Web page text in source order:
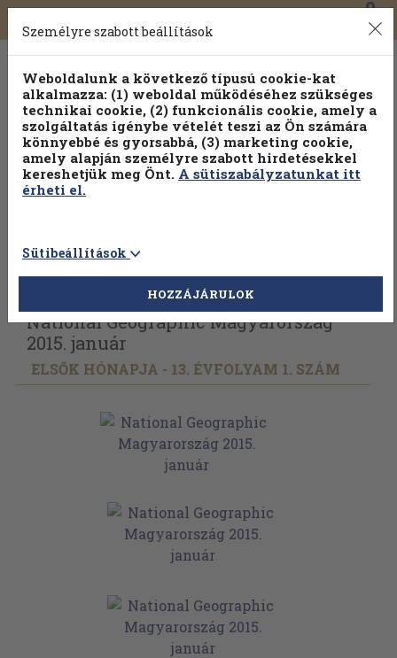
Toggle
navigation
0
Vissza az előző oldalra Válasszon példányt
National Geographic Magyarország
2015. január
ELSŐK HÓNAPJA - 13. ÉVFOLYAM 1. SZÁM
Személyre szabott beállítások
Weboldalunk a következő típusú cookie-kat
alkalmazza: (1) weboldal működéséhez szükséges
technikai cookie, (2) funkcionális cookie, amely a
szolgáltatás igénybe vételét teszi az Ön számára
könnyebbé és gyorsabbá, (3) marketing cookie,
amely alapján személyre szabott hirdetésekkel
kereshetjük meg Önt. A sütiszabályzatunkat itt
érheti el.
Sütibeállítások
HOZZÁJÁRULOK